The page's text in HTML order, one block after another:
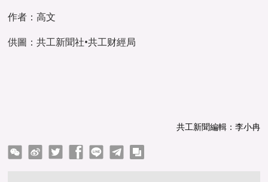
作者：高文
供圖：共工新聞社•共工财經局
共工新聞編輯：李小冉
linetelegram copy